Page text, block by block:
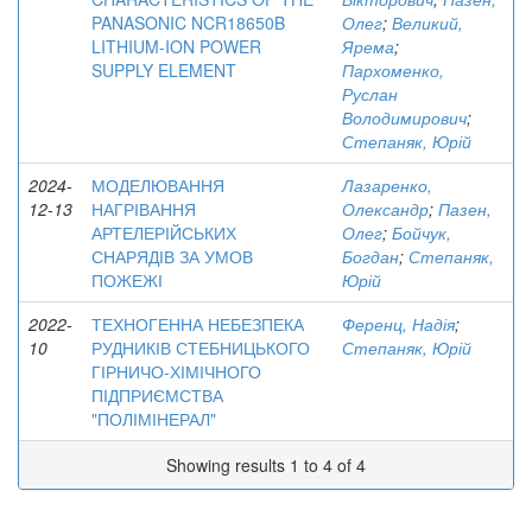
PANASONIC NCR18650B
LITHIUM-ION POWER
SUPPLY ELEMENT
Олег; Великий,
Ярема;
Пархоменко,
Руслан
Володимирович;
Степаняк, Юрій
2024-
12-13
МОДЕЛЮВАННЯ
НАГРІВАННЯ
АРТЕЛЕРІЙСЬКИХ
СНАРЯДІВ ЗА УМОВ
ПОЖЕЖІ
Лазаренко,
Олександр; Пазен,
Олег; Бойчук,
Богдан; Степаняк,
Юрій
2022-
10
ТЕХНОГЕННА НЕБЕЗПЕКА
РУДНИКІВ СТЕБНИЦЬКОГО
ГІРНИЧО-ХІМІЧНОГО
ПІДПРИЄМСТВА
"ПОЛІМІНЕРАЛ"
Ференц, Надія;
Степаняк, Юрій
Showing results 1 to 4 of 4